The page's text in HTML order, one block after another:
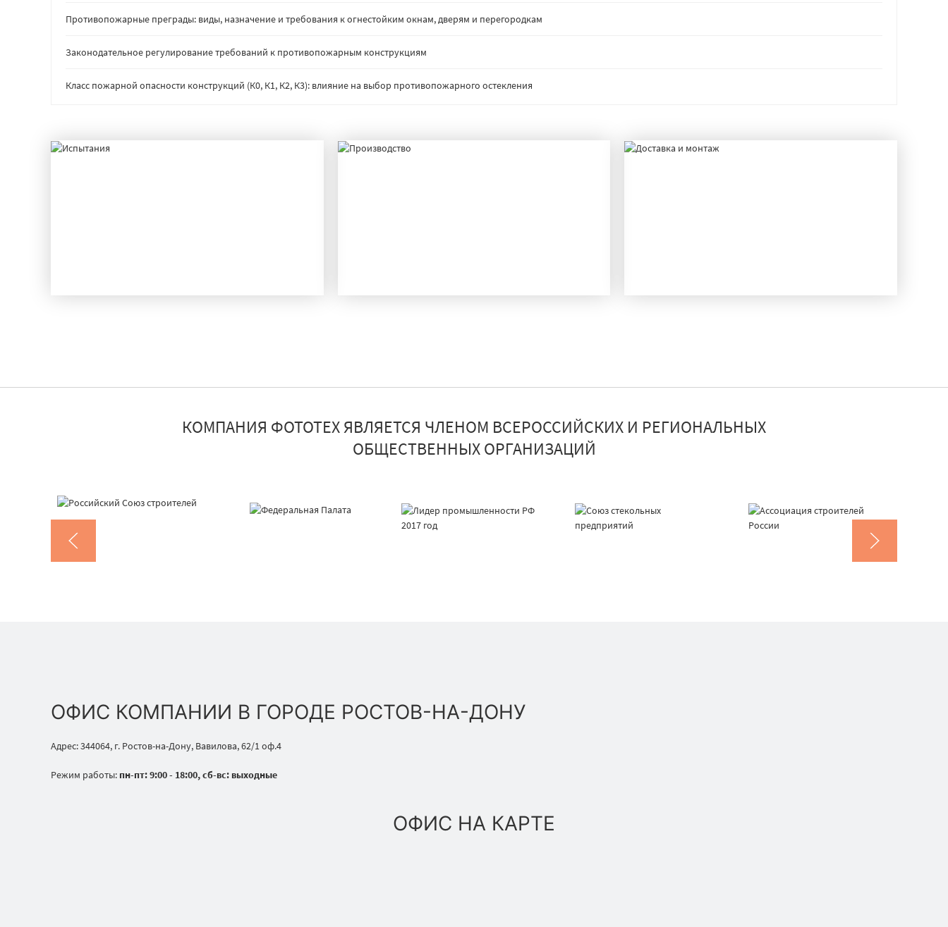
Противопожарные преграды: виды, назначение и требования к огнестойким окнам, дверям и перегородкам
Законодательное регулирование требований к противопожарным конструкциям
Класс пожарной опасности конструкций (К0, К1, К2, К3): влияние на выбор противопожарного остекления
КОМПАНИЯ ФОТОТЕХ ЯВЛЯЕТСЯ ЧЛЕНОМ ВСЕРОССИЙСКИХ И РЕГИОНАЛЬНЫХ
ОБЩЕСТВЕННЫХ ОРГАНИЗАЦИЙ
ОФИС КОМПАНИИ В ГОРОДЕ РОСТОВ-НА-ДОНУ
Адрес: 344064, г. Ростов-на-Дону, Вавилова, 62/1 оф.4
Режим работы: пн-пт: 9:00 - 18:00, сб-вс: выходные
ОФИС НА КАРТЕ